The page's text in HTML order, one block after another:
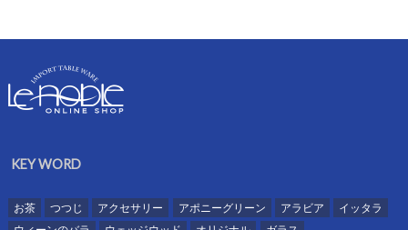
KEY WORD
お茶 つつじ アクセサリー アポニーグリーン アラビア
イッタラ